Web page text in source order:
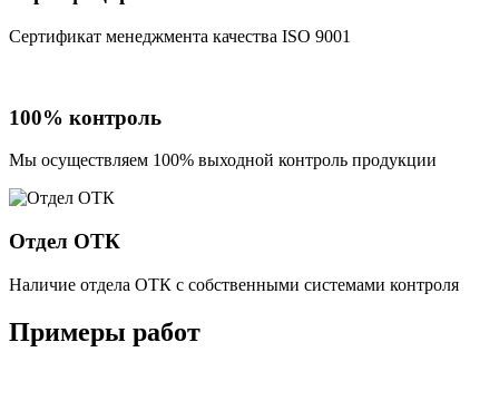
Сертификат менеджмента качества ISO 9001
100% контроль
Мы осуществляем 100% выходной контроль продукции
Отдел ОТК
Наличие отдела ОТК с собственными системами контроля
Примеры работ